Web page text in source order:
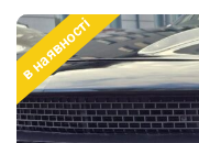
в наявності